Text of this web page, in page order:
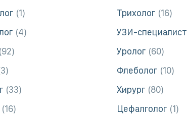
1
4
92
3
33
16
Трихолог 16
УЗИ-специалист
Уролог 60
Флеболог 10
Хирург 80
Цефалголог 1